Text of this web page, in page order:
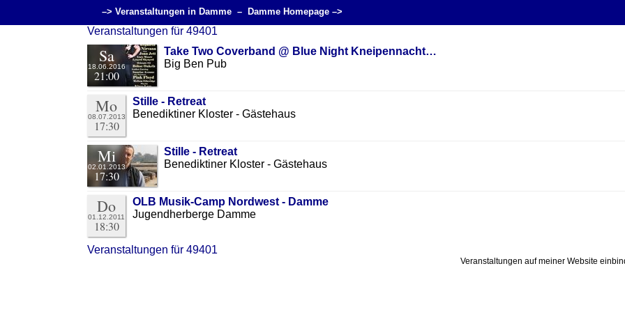
–> Veranstaltungen in Damme – Damme Homepage –>
Veranstaltungen für 49401
Sa
18.06.2016
21:00
Take Two Coverband @ Blue Night Kneipennacht…
Big Ben Pub
Mo
08.07.2013
17:30
Stille - Retreat
Benediktiner Kloster - Gästehaus
Mi
02.01.2013
17:30
Stille - Retreat
Benediktiner Kloster - Gästehaus
Do
01.12.2011
18:30
OLB Musik-Camp Nordwest - Damme
Jugendherberge Damme
Veranstaltungen für 49401
Veranstaltungen auf meiner Website